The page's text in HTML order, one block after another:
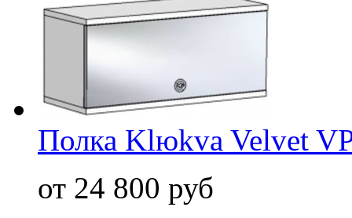
Полка Klюkva Velvet
от 24 800 руб